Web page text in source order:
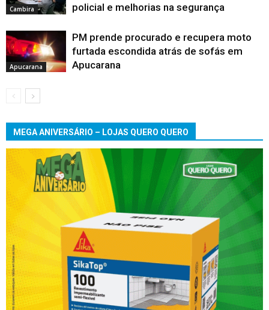
Cambira
policial e melhorias na segurança
Apucarana
PM prende procurado e recupera moto
furtada escondida atrás de sofás em
Apucarana
MEGA ANIVERSÁRIO – LOJAS QUERO QUERO